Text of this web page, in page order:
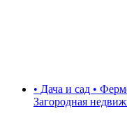
• Дача и сад •
Загородная